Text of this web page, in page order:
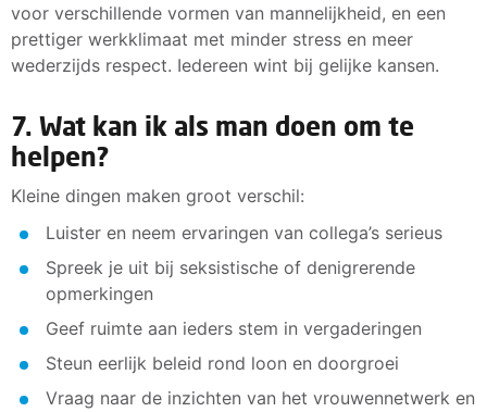
voor verschillende vormen van mannelijkheid, en een
prettiger werkklimaat met minder stress en meer
wederzijds respect. Iedereen wint bij gelijke kansen.
7. Wat kan ik als man doen om te
helpen?
Kleine dingen maken groot verschil:
Luister en neem ervaringen van collega’s serieus
Spreek je uit bij seksistische of denigrerende
opmerkingen
Geef ruimte aan ieders stem in vergaderingen
Steun eerlijk beleid rond loon en doorgroei
Vraag naar de inzichten van het vrouwennetwerk en